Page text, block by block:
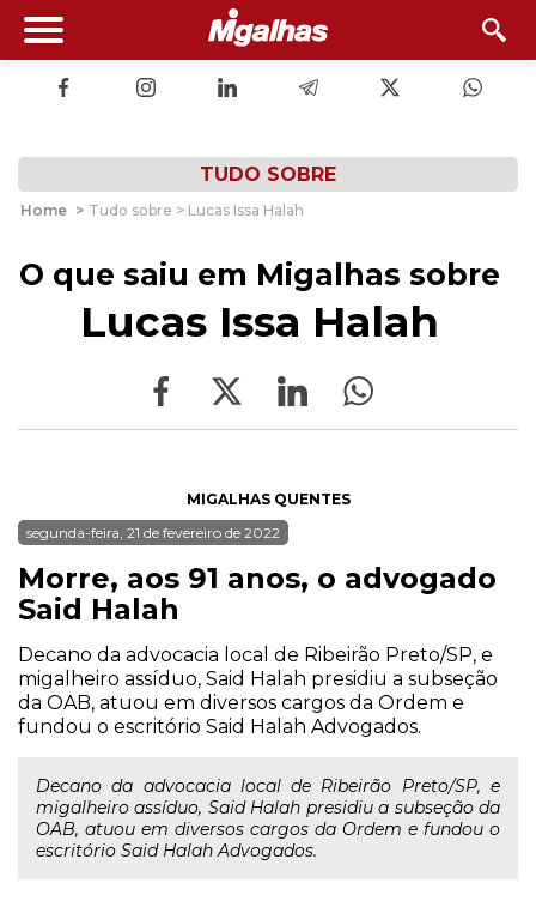
TUDO SOBRE
Home > Tudo sobre > Lucas Issa Halah
O que saiu em Migalhas sobre
Lucas Issa Halah
MIGALHAS QUENTES
segunda-feira, 21 de fevereiro de 2022
Morre, aos 91 anos, o advogado
Said Halah
Decano da advocacia local de Ribeirão Preto/SP, e
migalheiro assíduo, Said Halah presidiu a subseção
da OAB, atuou em diversos cargos da Ordem e
fundou o escritório Said Halah Advogados.
Decano da advocacia local de Ribeirão Preto/SP, e
migalheiro assíduo, Said Halah presidiu a subseção da
OAB, atuou em diversos cargos da Ordem e fundou o
escritório Said Halah Advogados.